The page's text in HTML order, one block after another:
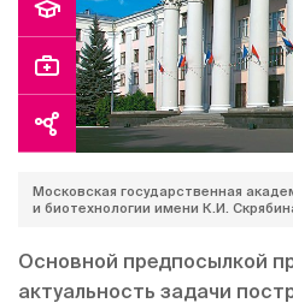
Московская государственная
и биотехнологии имени К.И.
Основной предпосылкой
актуальность задачи